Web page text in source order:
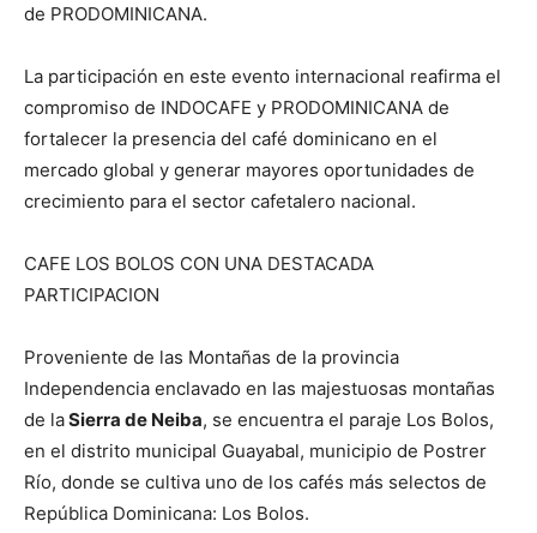
de PRODOMINICANA.
La participación en este evento internacional reafirma el
compromiso de INDOCAFE y PRODOMINICANA de
fortalecer la presencia del café dominicano en el
mercado global y generar mayores oportunidades de
crecimiento para el sector cafetalero nacional.
CAFE LOS BOLOS CON UNA DESTACADA
PARTICIPACION
Proveniente de las Montañas de la provincia
Independencia enclavado en las majestuosas montañas
de laSierra de Neiba, se encuentra el paraje Los Bolos,
en el distrito municipal Guayabal, municipio de Postrer
Río, donde se cultiva uno de los cafés más selectos de
República Dominicana: Los Bolos.